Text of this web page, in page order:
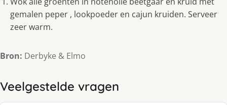
gemalen peper , lookpoeder en cajun kruiden. Serveer
zeer warm.
Bron: Derbyke & Elmo
Veelgestelde vragen